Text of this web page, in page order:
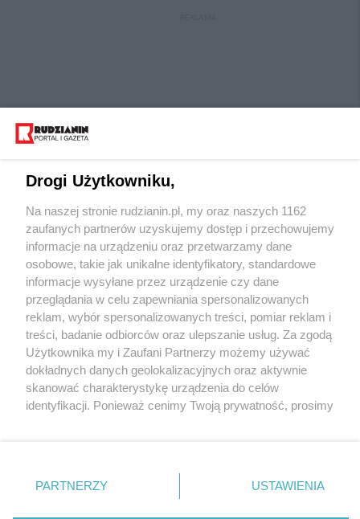
Wydawca mediów lokalnych
Nie zapomnij
zapoznać się z:
polityką prywatności regulamin korzystania z portali
Twojemiasto
Piekary Śląskie
Chorzów
Tarnowskie Góry
Gliwice
Skontaktuj sięz nami
Kontakt
Wydawca
Redakcja
Drogi Użytkowniku,
Na naszej stronie rudzianin.pl, my oraz naszych 1162
zaufanych partnerów uzyskujemy dostęp i przechowujemy
informacje na urządzeniu oraz przetwarzamy dane
osobowe, takie jak unikalne identyfikatory, standardowe
informacje wysyłane przez urządzenie czy dane
przeglądania w celu zapewniania spersonalizowanych
reklam, wybór spersonalizowanych treści, pomiar reklam i
treści, badanie odbiorców oraz ulepszanie usług. Za zgodą
Użytkownika my i Zaufani Partnerzy możemy używać
dokładnych danych geolokalizacyjnych oraz aktywnie
skanować charakterystykę urządzenia do celów
identyfikacji. Ponieważ cenimy Twoją prywatność, prosimy
prywatności znajdujący się w lewym dolnym rogu strony
. Niektóre rodzaje przetwarzania danych nie wymagają
zgody użytkownika, ale masz prawo sprzeciwić się
PARTNERZY USTAWIENIA